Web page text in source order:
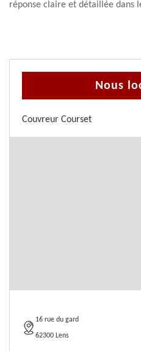
réponse claire et détaillée dans
Nous
Couvreur Courset
16 rue du gard
62300 Lens